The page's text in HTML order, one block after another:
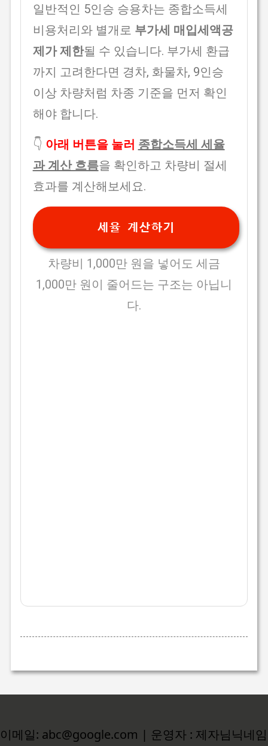
일반적인 5인승 승용차는 종합소득세
비용처리와 별개로 부가세 매입세액공
제가 제한될 수 있습니다. 부가세 환급
까지 고려한다면 경차, 화물차, 9인승
이상 차량처럼 차종 기준을 먼저 확인
해야 합니다.
👇 아래 버튼을 눌러 종합소득세 세율
과 계산 흐름을 확인하고 차량비 절세
효과를 계산해보세요.
세율 계산하기
차량비 1,000만 원을 넣어도 세금
1,000만 원이 줄어드는 구조는 아닙니
다.
이메일: abc@google.com | 운영자 : 제자님닉네임